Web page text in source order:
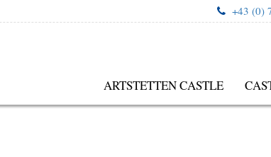
+43 (0)
ARTSTETTEN CASTLE